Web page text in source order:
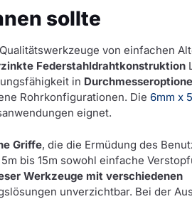
sollte
von einfachen
Federstahldrahtkonstruktion
in
Rohrkonfigurationen. Die 6mm x
eignet.
Griffe, die die Ermüdung des
bis 15m sowohl einfache
Werkzeuge mit verschiedenen
unverzichtbar. Bei der